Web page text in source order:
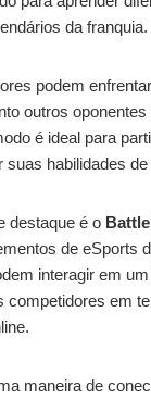
da franquia.
podem
outros
é ideal para
suas habilidades
destaque é o
de eSports
interagir em
competidores em
maneira de